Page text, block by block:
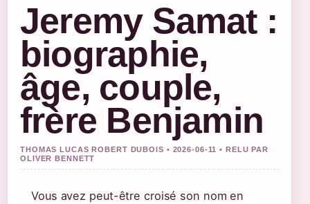
Jeremy Samat :
biographie,
âge, couple,
frère Benjamin
THOMAS LUCAS ROBERT DUBOIS • 2026-06-11 • RELU PAR
OLIVER BENNETT
Vous avez peut-être croisé son nom en